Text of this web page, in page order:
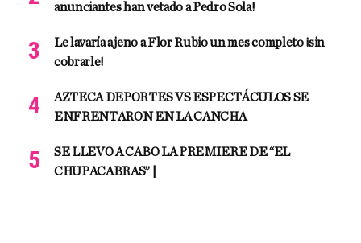
anunciantes han vetado a Pedro Sola!
Le lavaría ajeno a Flor Rubio un mes completo ¡sin
cobrarle!
AZTECA DEPORTES VS ESPECTÁCULOS SE
ENFRENTARON EN LA CANCHA
SE LLEVO A CABO LA PREMIERE DE “EL
CHUPACABRAS” |